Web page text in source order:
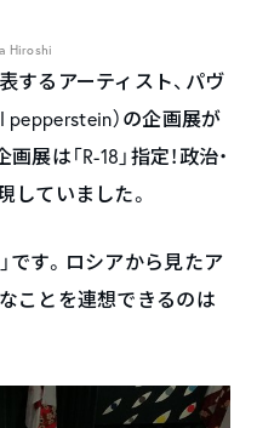
Hiroshi
するアーティスト、パヴ
pepperstein）の企画展が
は「R-18」指定！政治・
していました。
です。ロシアから見たア
ことを連想できるのは